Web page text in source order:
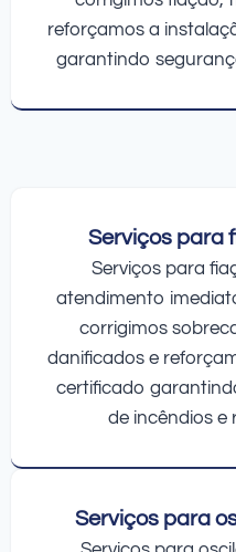
reforçamos a
garantindo
Serviços para
Serviços para
atendimento
corrigimos
danificados e
certificado
de incêndios e
Serviços para